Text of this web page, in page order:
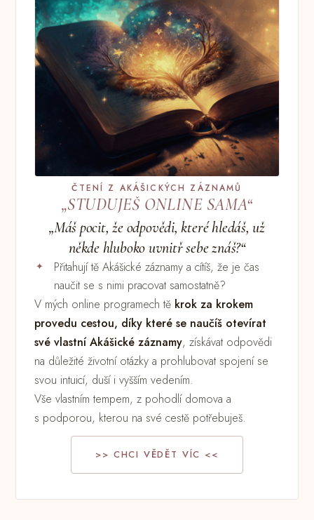
ČTENÍ Z AKÁŠICKÝCH ZÁZNAMŮ
„STUDUJEŠ ONLINE SAMA“
„Máš pocit, že odpovědi, které hledáš, už
někde hluboko uvnitř sebe znáš?“
Přitahují tě Akášické záznamy a cítíš, že je čas
naučit se s nimi pracovat samostatně?
V mých online programech tě krok za krokem
provedu cestou, díky které se naučíš otevírat
své vlastní Akášické záznamy, získávat odpovědi
na důležité životní otázky a prohlubovat spojení se
svou intuicí, duší i vyšším vedením.
Vše vlastním tempem, z pohodlí domova a
s podporou, kterou na své cestě potřebuješ.
>> CHCI VĚDĚT VÍC <<